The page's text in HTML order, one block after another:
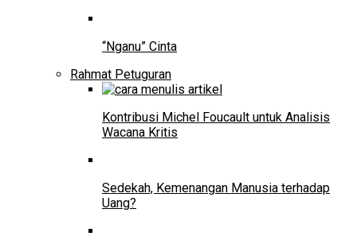
“Nganu” Cinta
Rahmat Petuguran
Kontribusi Michel Foucault untuk Analisis
Wacana Kritis
Sedekah, Kemenangan Manusia terhadap
Uang?